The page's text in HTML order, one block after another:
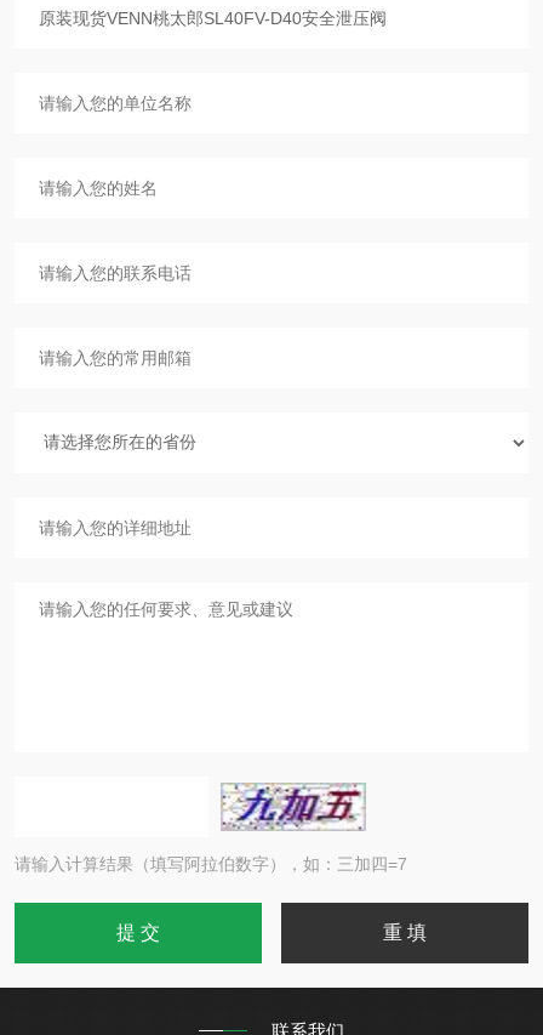
请输入计算结果（填写阿拉伯数字），如：三加四=7
联系我们